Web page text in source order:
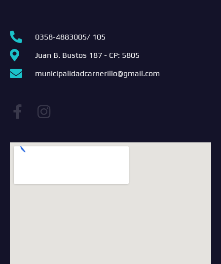
0358-4883005/ 105
Juan B. Bustos 187 - CP: 5805
municipalidadcarnerillo@gmail.com